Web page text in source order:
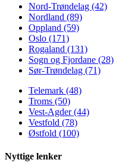
Nord-Trøndelag (42)
Nordland (89)
Oppland (59)
Oslo (171)
Rogaland (131)
Sogn og Fjordane (28)
Sør-Trøndelag (71)
Telemark (48)
Troms (50)
Vest-Agder (44)
Vestfold (78)
Østfold (100)
Nyttige lenker